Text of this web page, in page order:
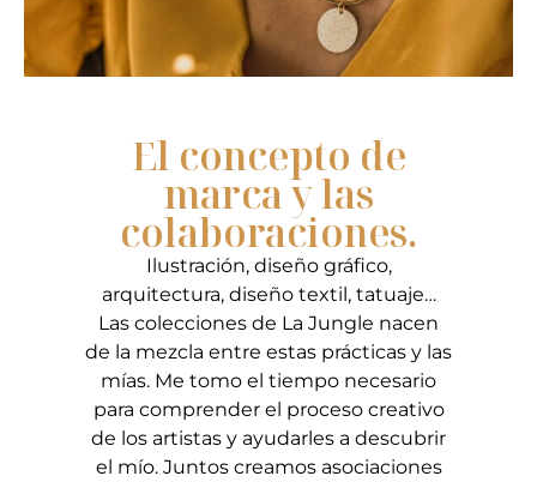
El concepto de
marca y las
colaboraciones.
Ilustración, diseño gráfico,
arquitectura, diseño textil, tatuaje…
Las colecciones de La Jungle nacen
de la mezcla entre estas prácticas y las
mías. Me tomo el tiempo necesario
para comprender el proceso creativo
de los artistas y ayudarles a descubrir
el mío. Juntos creamos asociaciones